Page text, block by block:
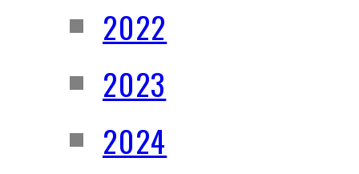
2022
2023
2024